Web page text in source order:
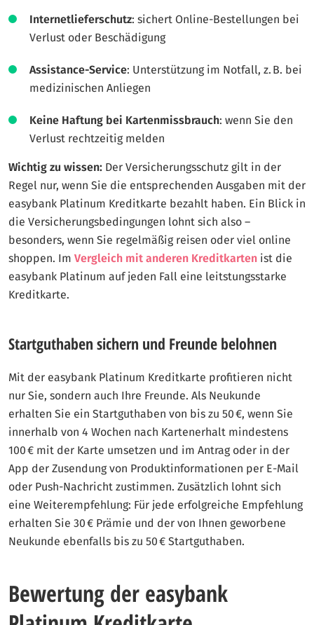
Internetlieferschutz: sichert Online-Bestellungen bei
Verlust oder Beschädigung
Assistance-Service: Unterstützung im Notfall, z. B. bei
medizinischen Anliegen
Keine Haftung bei Kartenmissbrauch: wenn Sie den
Verlust rechtzeitig melden
Wichtig zu wissen: Der Versicherungsschutz gilt in der
Regel nur, wenn Sie die entsprechenden Ausgaben mit der
easybank Platinum Kreditkarte bezahlt haben. Ein Blick in
die Versicherungsbedingungen lohnt sich also –
besonders, wenn Sie regelmäßig reisen oder viel online
shoppen. Im Vergleich mit anderen Kreditkarten ist die
easybank Platinum auf jeden Fall eine leitstungsstarke
Kreditkarte.
Startguthaben sichern und Freunde belohnen
Mit der easybank Platinum Kreditkarte profitieren nicht
nur Sie, sondern auch Ihre Freunde. Als Neukunde
erhalten Sie ein Startguthaben von bis zu 50 €, wenn Sie
innerhalb von 4 Wochen nach Kartenerhalt mindestens
100 € mit der Karte umsetzen und im Antrag oder in der
App der Zusendung von Produktinformationen per E-Mail
oder Push-Nachricht zustimmen. Zusätzlich lohnt sich
eine Weiterempfehlung: Für jede erfolgreiche Empfehlung
erhalten Sie 30 € Prämie und der von Ihnen geworbene
Neukunde ebenfalls bis zu 50 € Startguthaben.
Bewertung der easybank